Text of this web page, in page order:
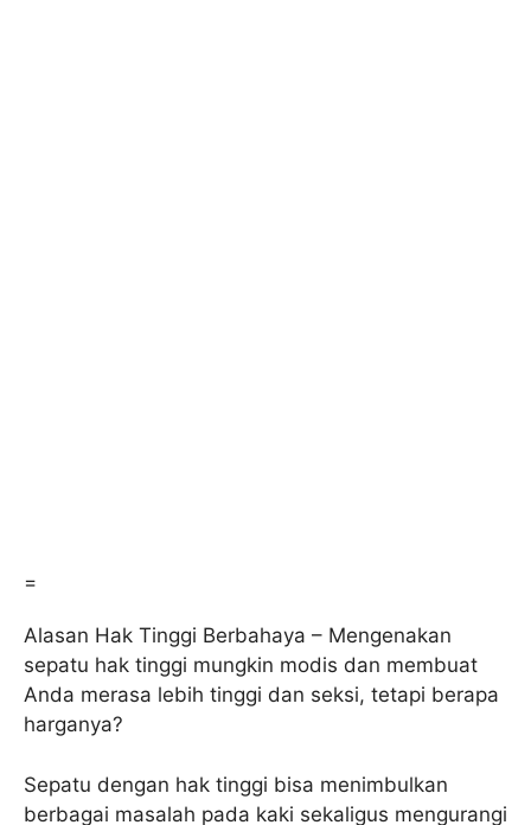
=
Alasan Hak Tinggi Berbahaya – Mengenakan
sepatu hak tinggi mungkin modis dan membuat
Anda merasa lebih tinggi dan seksi, tetapi berapa
harganya?
Sepatu dengan hak tinggi bisa menimbulkan
berbagai masalah pada kaki sekaligus mengurangi